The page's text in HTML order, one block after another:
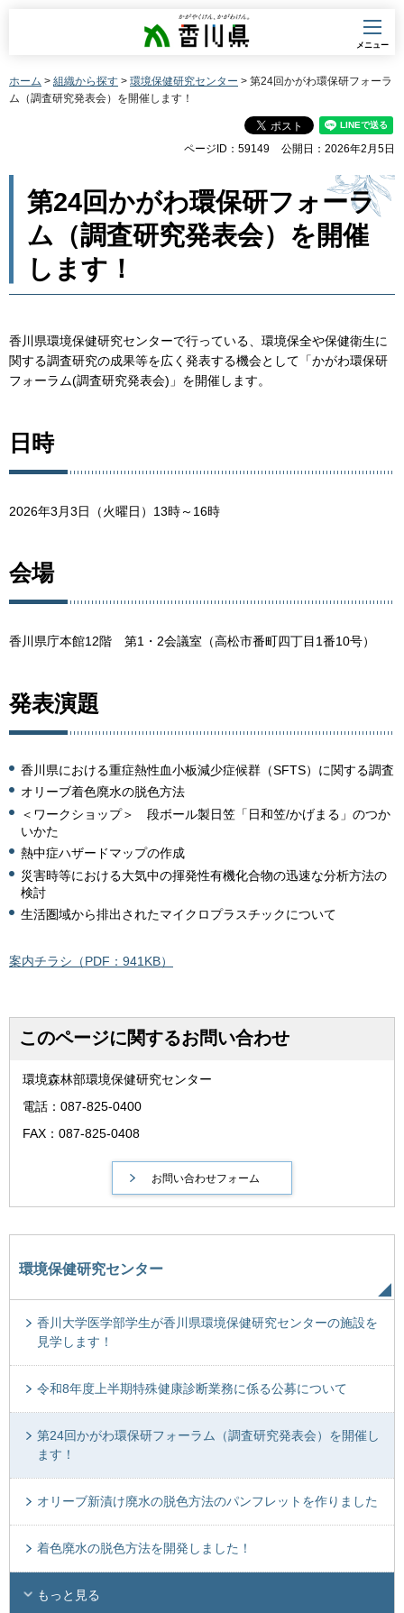
香川県
メニュー
ホーム > 組織から探す > 環境保健研究センター > 第24回かがわ環保研フォーラ
ム（調査研究発表会）を開催します！
ページID：59149 公開日：2026年2月5日
第24回かがわ環保研フォーラ
ム（調査研究発表会）を開催
します！
香川県環境保健研究センターで行っている、環境保全や保健衛生に
関する調査研究の成果等を広く発表する機会として「かがわ環保研
フォーラム(調査研究発表会)」を開催します。
日時
2026年3月3日（火曜日）13時～16時
会場
香川県庁本館12階 第1・2会議室 （高松市番町四丁目1番10号）
発表演題
香川県における重症熱性血小板減少症候群（SFTS）に関する調査
オリーブ着色廃水の脱色方法
＜ワークショップ＞
段ボール製日笠「日和笠/かげまる」のつか
いかた
熱中症ハザードマップの作成
災害時等における大気中の揮発性有機化合物の迅速な分析方法の
検討
生活圏域から排出されたマイクロプラスチックについて
案内チラシ（PDF：941KB）
このページに関するお問い合わせ
環境森林部環境保健研究センター
電話：087-825-0400
FAX：087-825-0408
環境保健研究センター
香川大学医学部学生が香川県環境保健研究センターの施設を
見学します！
令和8年度上半期特殊健康診断業務に係る公募について
第24回かがわ環保研フォーラム（調査研究発表会）を開催し
ます！
オリーブ新漬け廃水の脱色方法のパンフレットを作りました
着色廃水の脱色方法を開発しました！
もっと見る